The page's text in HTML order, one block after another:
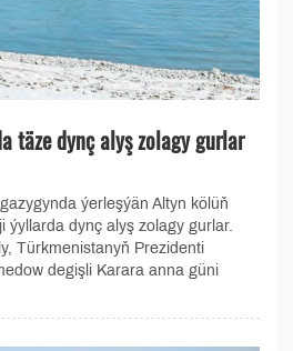
täze dynç alyş zolagy gurlar
ýerleşýän Altyn kölüň
ýyllarda dynç alyş zolagy gurlar.
Türkmenistanyň Prezidenti
degişli Karara anna güni